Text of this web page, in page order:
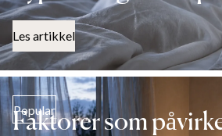
Les artikkel
Popular
Faktorer som